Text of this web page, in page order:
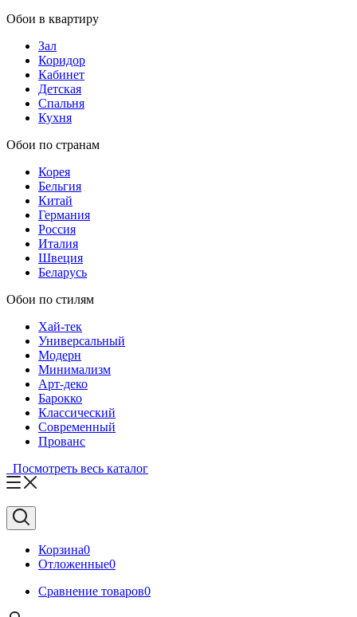
Обои в квартиру
Зал
Коридор
Кабинет
Детская
Спальня
Кухня
Обои по странам
Корея
Бельгия
Китай
Германия
Россия
Италия
Швеция
Беларусь
Обои по стилям
Хай-тек
Универсальный
Модерн
Минимализм
Арт-деко
Барокко
Классический
Современный
Прованс
Посмотреть весь каталог
Корзина0
Отложенные0
Сравнение товаров0